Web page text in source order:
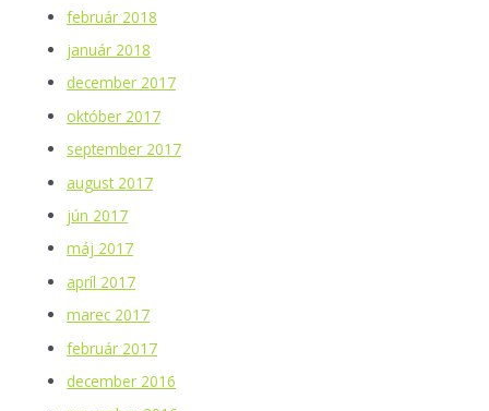
február 2018
január 2018
december 2017
október 2017
september 2017
august 2017
jún 2017
máj 2017
apríl 2017
marec 2017
február 2017
december 2016